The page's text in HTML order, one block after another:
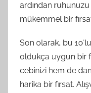
ardından
mükemmel bir
Son olarak, bu
oldukça uygun bir
cebinizi hem de
harika bir fırsat.